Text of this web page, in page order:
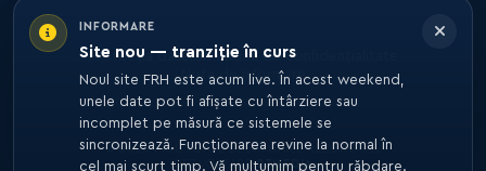
INFORMARE
Site nou — tranziție în curs
Noul site FRH este acum live. În acest weekend,
unele date pot fi afișate cu întârziere sau
incomplet pe măsură ce sistemele se
sincronizează. Funcționarea revine la normal în
cel mai scurt timp. Vă mulțumim pentru răbdare.
Protecția datelorPolitica de confidențialitate
Nota de informare
© 2026 FRH. TOATE DREPTURILE REZERVATE.
DEZVOLTARE27MEDIA